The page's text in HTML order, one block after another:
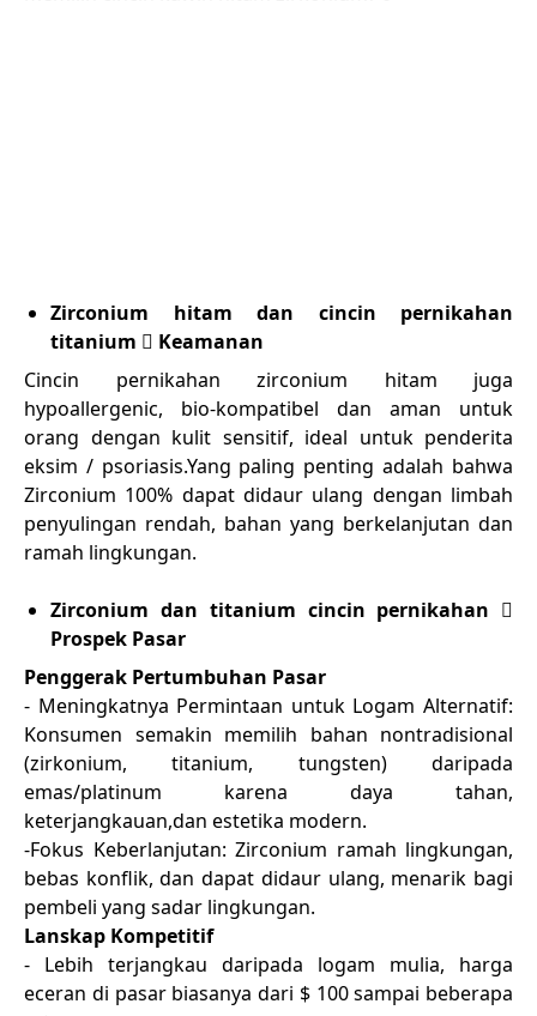
Zirconium hitam dan cincin pernikahan
titanium  Keamanan
Cincin pernikahan zirconium hitam juga
hypoallergenic, bio-kompatibel dan aman untuk
orang dengan kulit sensitif, ideal untuk penderita
eksim / psoriasis.Yang paling penting adalah bahwa
Zirconium 100% dapat didaur ulang dengan limbah
penyulingan rendah, bahan yang berkelanjutan dan
ramah lingkungan.
Zirconium dan titanium cincin pernikahan 
Prospek Pasar
Penggerak Pertumbuhan Pasar
- Meningkatnya Permintaan untuk Logam Alternatif:
Konsumen semakin memilih bahan nontradisional
(zirkonium, titanium, tungsten) daripada
emas/platinum karena daya tahan,
keterjangkauan,dan estetika modern.
-Fokus Keberlanjutan: Zirconium ramah lingkungan,
bebas konflik, dan dapat didaur ulang, menarik bagi
pembeli yang sadar lingkungan.
Lanskap Kompetitif
- Lebih terjangkau daripada logam mulia, harga
eceran di pasar biasanya dari $ 100 sampai beberapa